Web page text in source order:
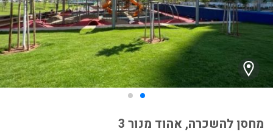
מחסן להשכרה, אהוד מנור 3